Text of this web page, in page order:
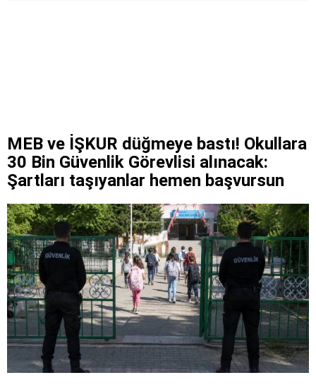
MEB ve İŞKUR düğmeye bastı! Okullara
30 Bin Güvenlik Görevlisi alınacak:
Şartları taşıyanlar hemen başvursun